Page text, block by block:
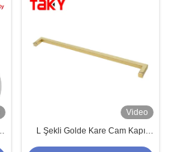
Video
L Şekli Golde Kare Cam Kapı